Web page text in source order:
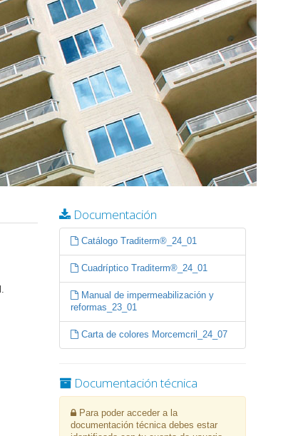
Documentación
Catálogo Traditerm®_24_01
Cuadríptico Traditerm®_24_01
Manual de impermeabilización y
reformas_23_01
Carta de colores Morcemcril_24_07
Documentación técnica
Para poder acceder a la
documentación técnica debes estar